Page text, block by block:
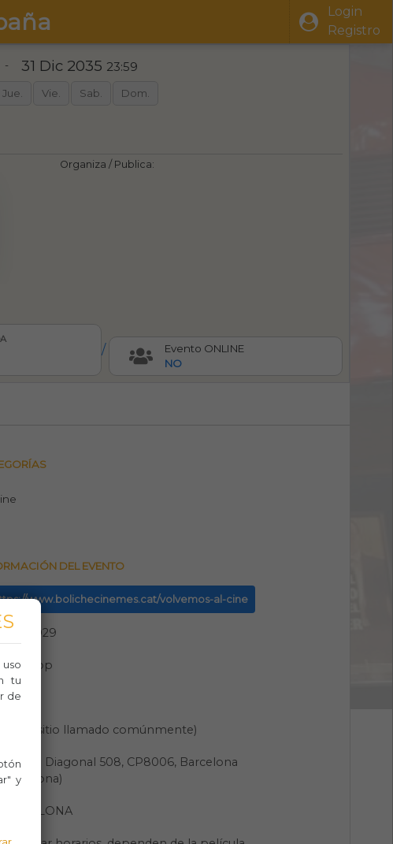
Login
Registro
- 31 Dic 2035 23:59
Jue. Vie. Sab. Dom.
Organiza / Publica:
/
Evento ONLINE
NO
DEL EVENTO
www.bolichecinemes.cat/volvemos-al-cine
Lugar (sitio llamado comúnmente)
Diagonal 508, CP8006, Barcelona
BARCELONA
tu
de
y